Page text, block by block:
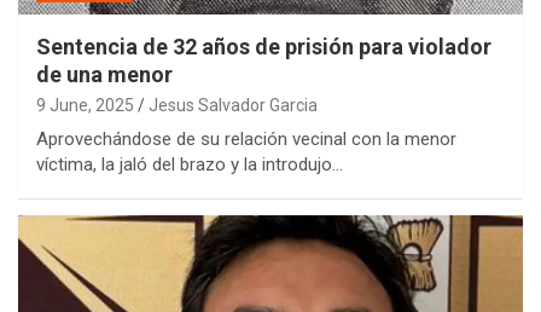
Sentencia de 32 años de prisión para violador
de una menor
9 June, 2025 Jesus Salvador Garcia
Aprovechándose de su relación vecinal con la menor
víctima, la jaló del brazo y la introdujo…